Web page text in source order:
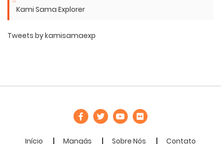
Kami Sama Explorer
Tweets by kamisamaexp
Início Mangás Sobre Nós Contato